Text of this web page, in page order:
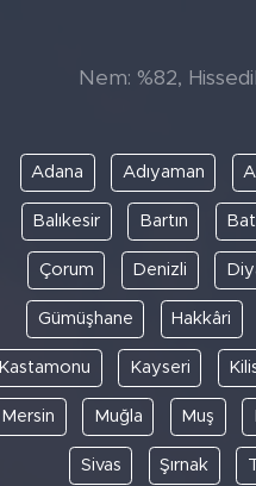
Nem: %82,
Adana Adıyaman
Balıkesir Bartın
Çorum Denizli
Gümüşhane Hakkâri
Kastamonu Kayseri
Mersin Muğla Muş
Sivas Şırnak